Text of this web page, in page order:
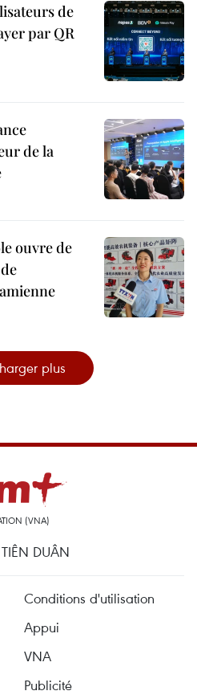
de
par QR
de la
ouvre de
plus
(VNA)
DUÂN
Conditions d'utilisation
Appui
VNA
Publicité